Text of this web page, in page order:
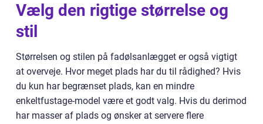
Vælg den rigtige størrelse og
stil
Størrelsen og stilen på fadølsanlægget er også vigtigt
at overveje. Hvor meget plads har du til rådighed? Hvis
du kun har begrænset plads, kan en mindre
enkeltfustage-model være et godt valg. Hvis du derimod
har masser af plads og ønsker at servere flere